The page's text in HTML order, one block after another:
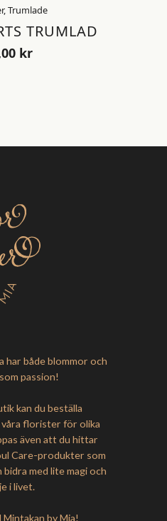
Trumlade
TRUMLAD
kr
har både blommor och
passion!
kan du beställa
florister för olika
även att du hittar
Care-produkter som
bidra med lite magi och
i livet.
by Mia!